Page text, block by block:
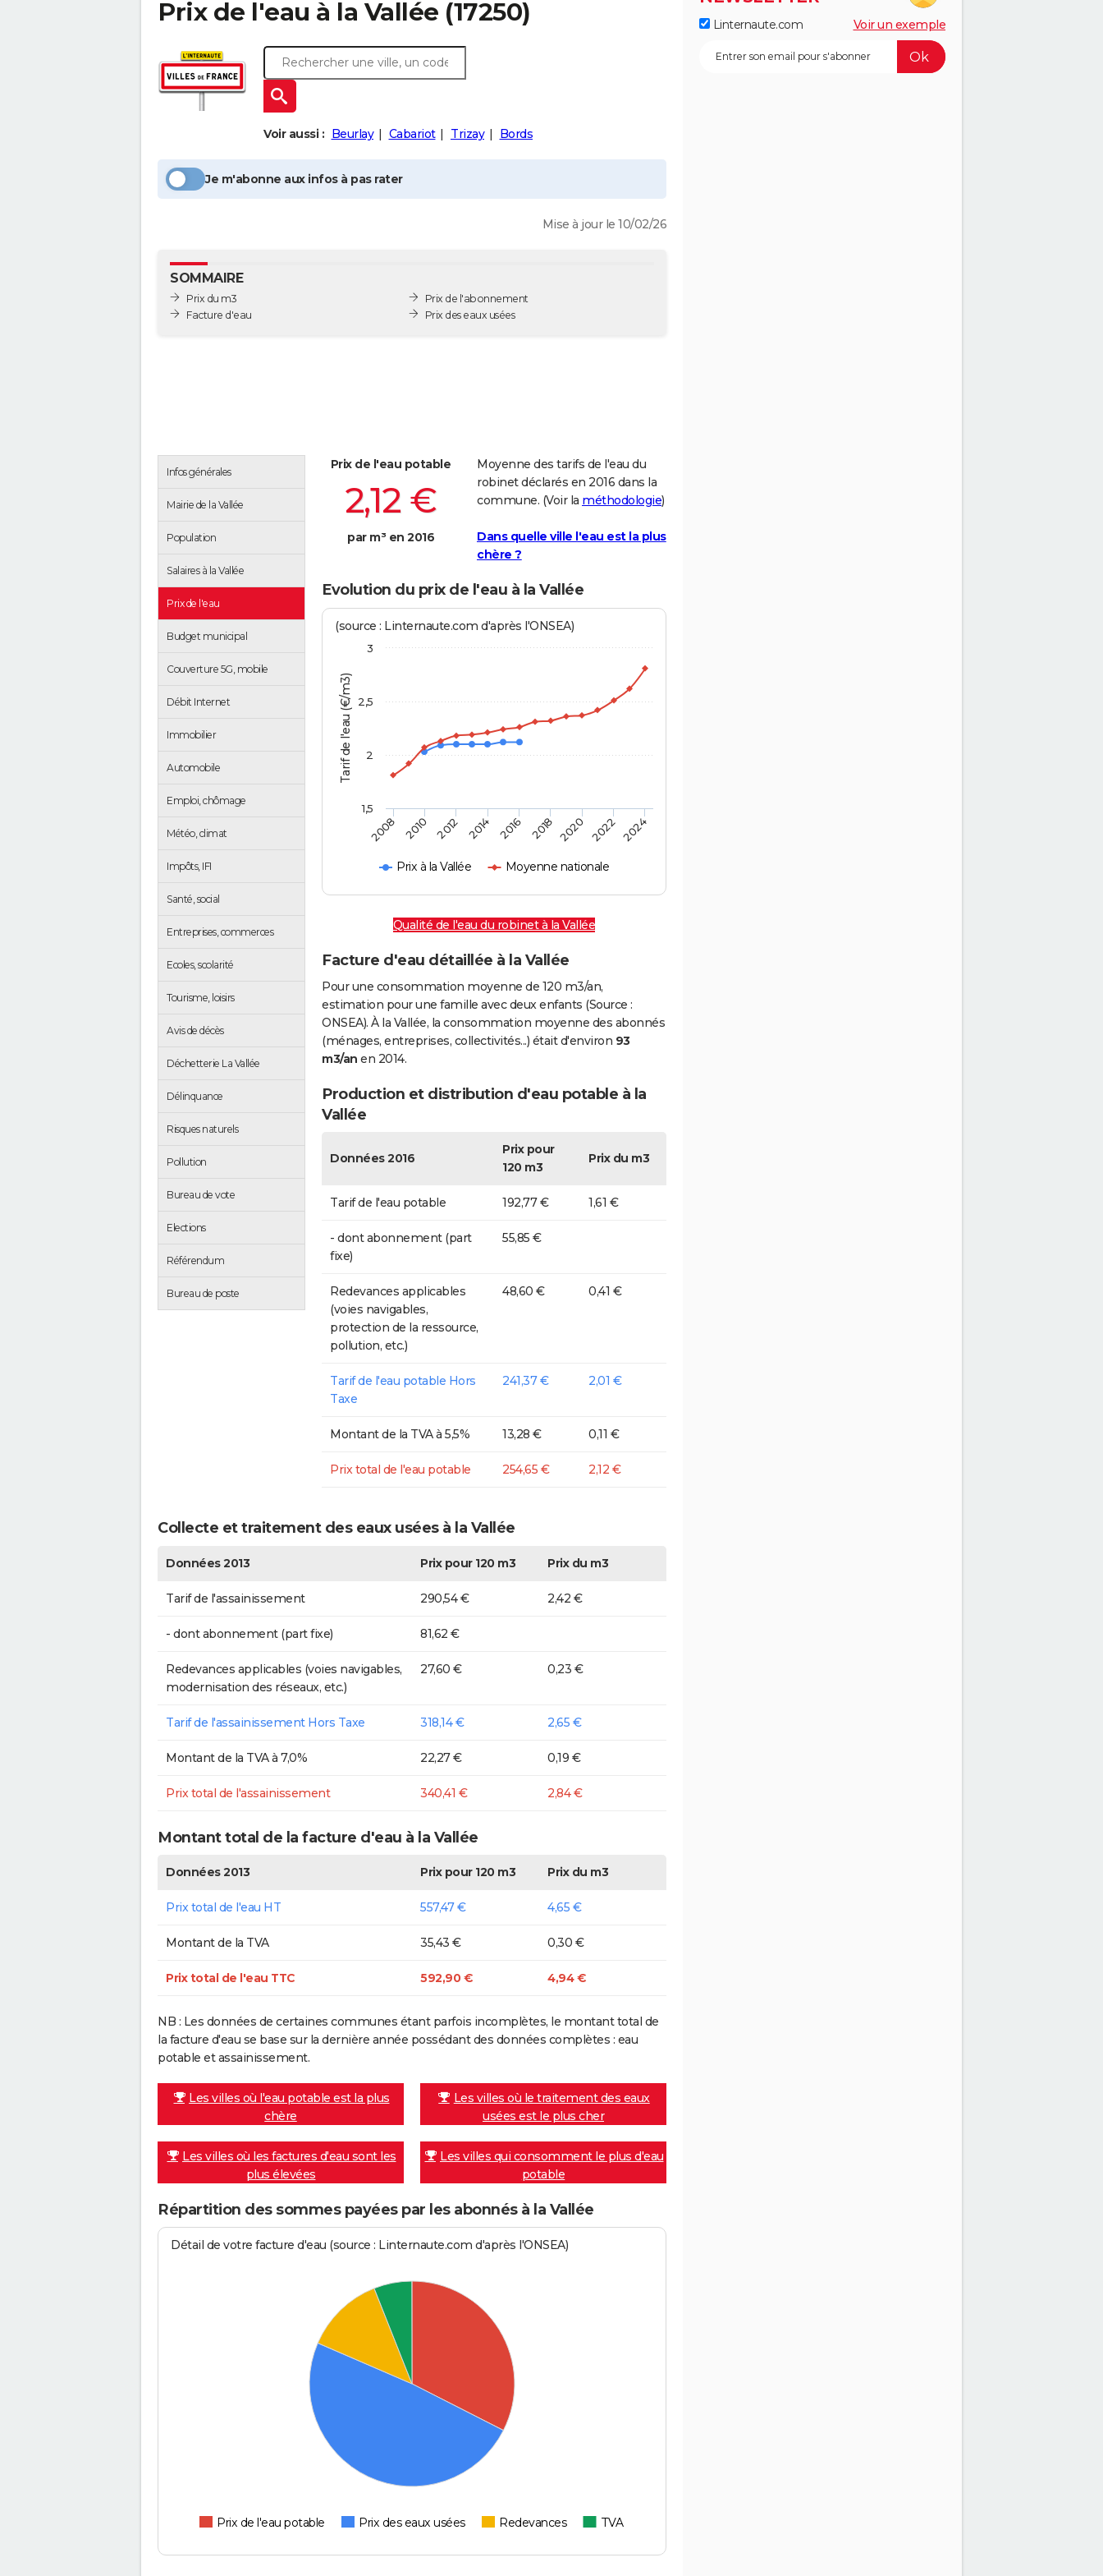
Prix de l'eau à la Vallée (17250)
Voir aussi : Beurlay Cabariot Trizay Bords
Je m'abonne aux infos à pas rater
Mise à jour le 10/02/26
SOMMAIRE
Prix du m3
Facture d'eau
Prix de l'abonnement
Prix des eaux usées
Infos générales
Mairie de la Vallée
Population
Salaires à la Vallée
Prix de l'eau
Budget municipal
Couverture 5G, mobile
Débit Internet
Immobilier
Automobile
Emploi, chômage
Météo, climat
Impôts, IFI
Santé, social
Entreprises, commerces
Ecoles, scolarité
Tourisme, loisirs
Avis de décès
Déchetterie La Vallée
Délinquance
Risques naturels
Pollution
Bureau de vote
Elections
Référendum
Bureau de poste
Prix de l'eau potable
2,12 €
par m³ en 2016
Moyenne des tarifs de l'eau du
robinet déclarés en 2016 dans la
commune. (Voir la méthodologie)
Dans quelle ville l'eau est la plus
chère ?
Evolution du prix de l'eau à la Vallée
Tarif de l'eau (€/m3)
(source : Linternaute.com d'après l'ONSEA)
Prix à la Vallée Moyenne nationale
2008 2010 2012 2014 2016 2018 2020 2022 2024
2
2,5
3
1,5
Qualité de l'eau du robinet à la Vallée
Facture d'eau détaillée à la Vallée
Pour une consommation moyenne de 120 m3/an,
estimation pour une famille avec deux enfants (Source :
ONSEA). À la Vallée, la consommation moyenne des abonnés
(ménages, entreprises, collectivités...) était d'environ 93
m3/an en 2014.
Production et distribution d'eau potable à la
Vallée
Données 2016
Prix pour
120 m3
Prix du m3
Tarif de l'eau potable 192,77 € 1,61 €
- dont abonnement (part
fixe)
55,85 €
Redevances applicables
(voies navigables,
protection de la ressource,
pollution, etc.)
48,60 € 0,41 €
Tarif de l'eau potable Hors
Taxe
241,37 € 2,01 €
Montant de la TVA à 5,5% 13,28 € 0,11 €
Prix total de l'eau potable 254,65 € 2,12 €
Collecte et traitement des eaux usées à la Vallée
Données 2013 Prix pour 120 m3 Prix du m3
Tarif de l'assainissement 290,54 € 2,42 €
- dont abonnement (part fixe) 81,62 €
Redevances applicables (voies navigables,
modernisation des réseaux, etc.)
27,60 € 0,23 €
Tarif de l'assainissement Hors Taxe 318,14 € 2,65 €
Montant de la TVA à 7,0% 22,27 € 0,19 €
Prix total de l'assainissement 340,41 € 2,84 €
Montant total de la facture d'eau à la Vallée
Données 2013 Prix pour 120 m3 Prix du m3
Prix total de l'eau HT 557,47 € 4,65 €
Montant de la TVA 35,43 € 0,30 €
Prix total de l'eau TTC 592,90 € 4,94 €
NB : Les données de certaines communes étant parfois incomplètes, le montant total de
la facture d'eau se base sur la dernière année possédant des données complètes : eau
potable et assainissement.
Les villes où l'eau potable est la plus
chère
Les villes où le traitement des eaux
usées est le plus cher
Les villes où les factures d'eau sont les
plus élevées
Les villes qui consomment le plus d'eau
potable
Répartition des sommes payées par les abonnés à la Vallée
Détail de votre facture d'eau (source : Linternaute.com d'après l'ONSEA)
Prix de l'eau potable Prix des eaux usées Redevances TVA
Linternaute.com Voir un exemple